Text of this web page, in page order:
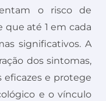
o risco de
que até 1 em cada
significativos. A
dos sintomas,
eficazes e protege
e o vínculo